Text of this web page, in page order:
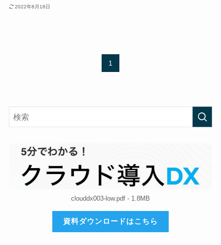
2022年8月18日
1
clouddx003-low.pdf - 1.8MB
資料ダウンロードはこちら